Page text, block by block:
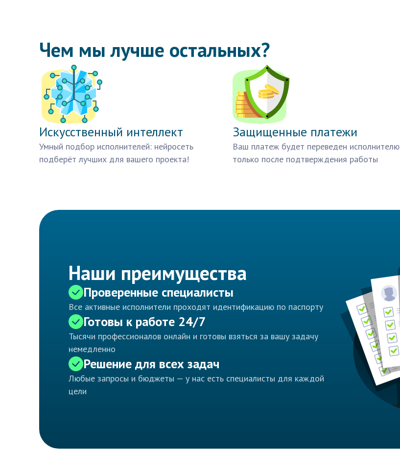
Чем мы лучше остальных?
Искусственный интеллект
Умный подбор исполнителей: нейросеть
подберёт лучших для вашего проекта!
Защищенные платежи
Ваш платеж будет переведен исполнителю
только после подтверждения работы
Наши преимущества
Проверенные специалисты
Все активные исполнители проходят идентификацию по паспорту
Готовы к работе 24/7
Тысячи профессионалов онлайн и готовы взяться за вашу задачу
немедленно
Решение для всех задач
Любые запросы и бюджеты — у нас есть специалисты для каждой
цели